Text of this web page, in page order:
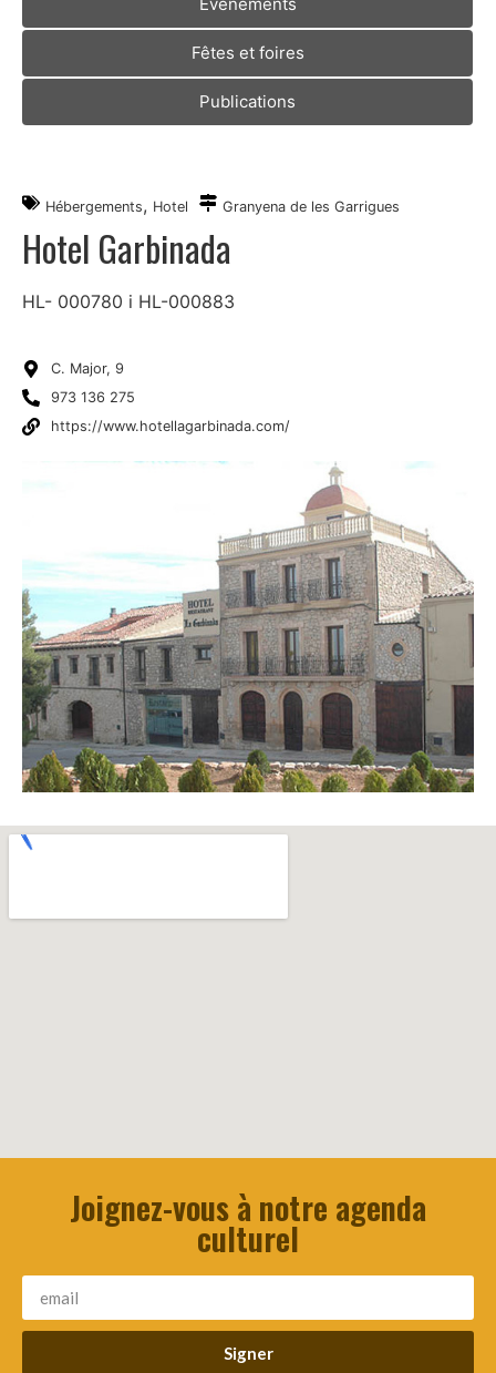
Fêtes et foires
Publications
Hébergements, Hotel Granyena de les Garrigues
Hotel Garbinada
HL- 000780 i HL-000883
C. Major, 9
973 136 275
https://www.hotellagarbinada.com/
Joignez-vous à notre agenda
culturel
Signer